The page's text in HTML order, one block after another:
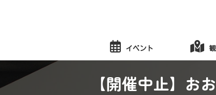
キ
に
イベント
【開催中止】お